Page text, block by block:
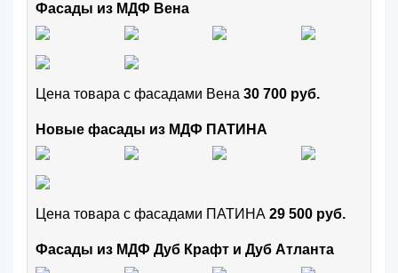
Фасады из МДФ Вена
Цена товара с фасадами Вена 30 700 руб.
Новые фасады из МДФ ПАТИНА
Цена товара с фасадами ПАТИНА 29 500 руб.
Фасады из МДФ Дуб Крафт и Дуб Атланта